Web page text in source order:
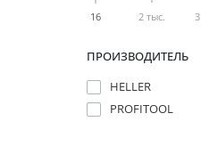
16 2 тыс.
ПРОИЗВОДИТЕЛЬ
HELLER
PROFITOOL